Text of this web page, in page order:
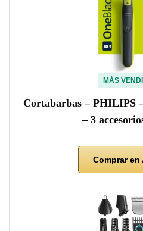
MÁS
Cortabarbas – PHILIPS
– 3
Comprar en